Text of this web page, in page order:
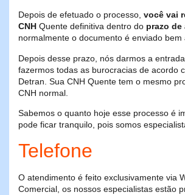
Depois de efetuado o processo, você vai
CNH Quente definitiva dentro do prazo de
normalmente o documento é enviado bem
Depois desse prazo, nós darmos a
fazermos todas as burocracias de acordo
Detran. Sua CNH Quente tem o mesmo
CNH normal.
Sabemos o quanto hoje esse processo é
pode ficar tranquilo, pois somos
Telefone
O atendimento é feito exclusivamente via
Comercial, os nossos especialistas estão